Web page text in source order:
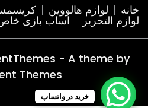
خانه لوازم هالووین
لوازم التحریر اساب بازی
- A theme by
Themes
خرید در واتساپ